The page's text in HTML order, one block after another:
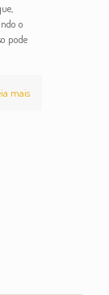
o
pode
mais